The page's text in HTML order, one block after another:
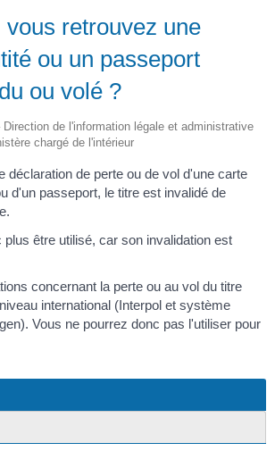
retrouvez une
ou un passeport
ou volé ?
de l'information légale et administrative
chargé de l'intérieur
déclaration de perte ou de vol d'une carte
d'un passeport, le titre est invalidé de
plus être utilisé, car son invalidation est
concernant la perte ou au vol du titre
international (Interpol et système
Vous ne pourrez donc pas l'utiliser pour